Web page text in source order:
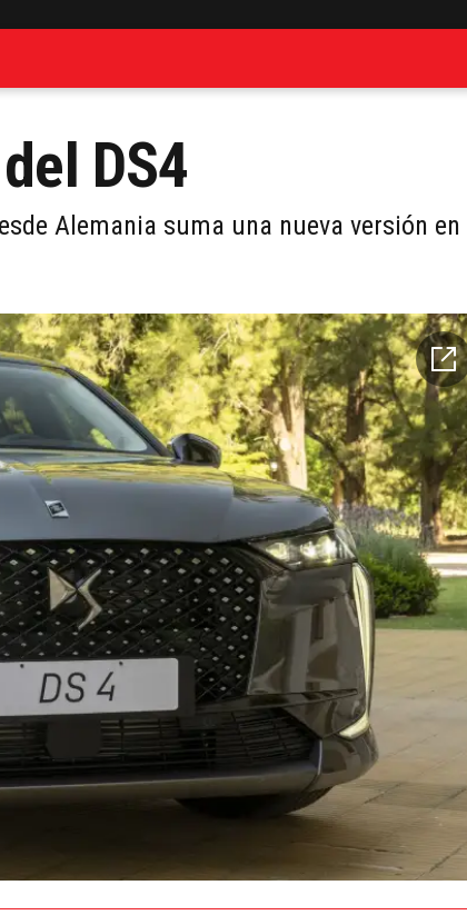
DS4
Alemania suma una nueva versión en